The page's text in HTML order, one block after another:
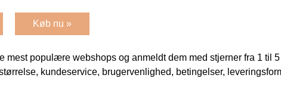
Køb nu »
mest populære webshops og anmeldt dem med stjerner fra 1 til
kundeservice, brugervenlighed, betingelser,